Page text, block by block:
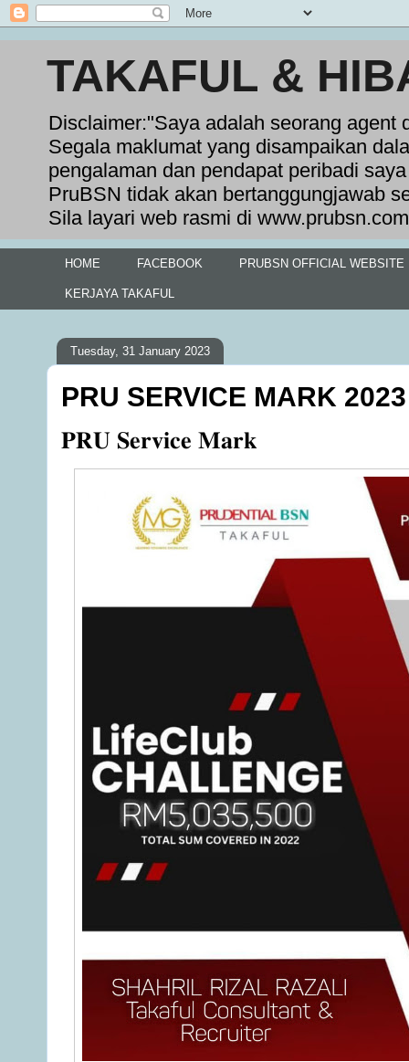
TAKAFUL &
Disclaimer:"Saya adalah seorang agent
Segala maklumat yang disampaikan
pengalaman dan pendapat peribadi
PruBSN tidak akan bertanggungjawab
Sila layari web rasmi di
HOME FACEBOOK PRUBSN OFFICIAL WEBSITE
KERJAYA TAKAFUL
Tuesday, 31 January 2023
PRU SERVICE MARK
𝐏𝐑𝐔 𝐒𝐞𝐫𝐯𝐢𝐜𝐞 𝐌𝐚𝐫𝐤